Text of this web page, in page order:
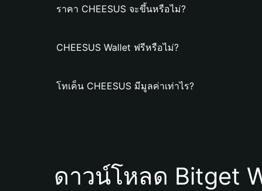
ราคา CHEESUS จะขึ้นหรือไม่?
CHEESUS Wallet ฟรีหรือไม่?
โทเค็น CHEESUS มีมูลค่าเท่าไร?
ดาวน์โหลด Bitget